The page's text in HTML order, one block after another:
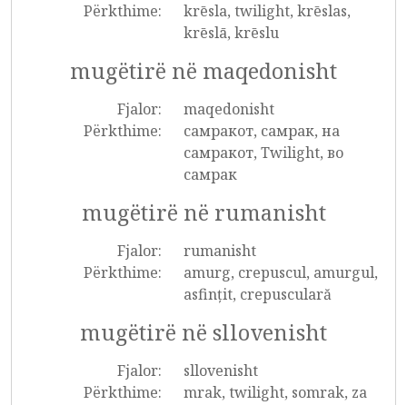
Përkthime:
krēsla, twilight, krēslas,
krēslā, krēslu
mugëtirë në maqedonisht
Fjalor:
maqedonisht
Përkthime:
самракот, самрак, на
самракот, Twilight, во
самрак
mugëtirë në rumanisht
Fjalor:
rumanisht
Përkthime:
amurg, crepuscul, amurgul,
asfințit, crepusculară
mugëtirë në sllovenisht
Fjalor:
sllovenisht
Përkthime:
mrak, twilight, somrak, za